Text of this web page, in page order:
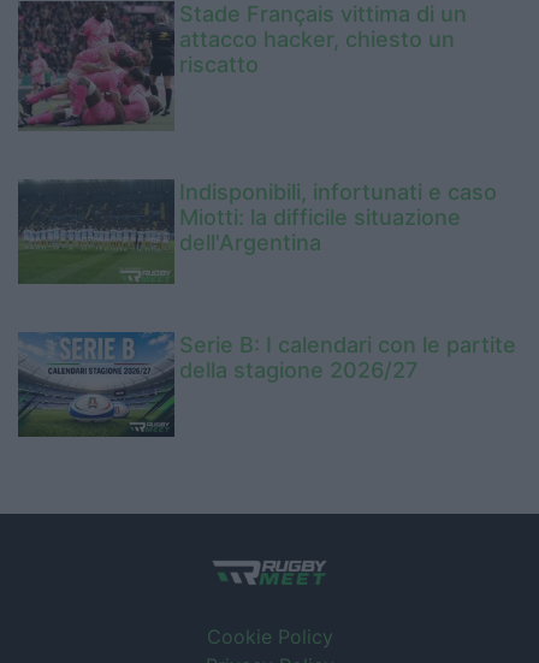
Stade Français vittima di un
attacco hacker, chiesto un
riscatto
Indisponibili, infortunati e caso
Miotti: la difficile situazione
dell'Argentina
Serie B: I calendari con le partite
della stagione 2026/27
Cookie Policy